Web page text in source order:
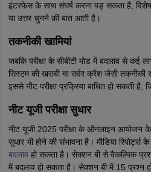
इंटरफेस के साथ संघर्ष करना पड़ सकता है,
या उत्तर चुनने की बात आती है।
तकनीकी खामियां
जबकि परीक्षा के सीबीटी मोड में बदलाव से कई
सिस्टम की खराबी या सर्वर क्रैश जैसी तकनीकी
इससे नीट परीक्षा प्रक्रिया बाधित हो सकती है,
नीट यूजी परीक्षा सुधार
नीट यूजी 2025 परीक्षा के ऑनलाइन आयोजन के
सुधार भी होने की संभावना है। मीडिया रिपोर्ट्स
बदलावहो सकता है। सेक्शन बी से वैकल्पिक प्रश्न
में बदलाव हो सकता है। सेक्शन बी में 15 प्रश्न